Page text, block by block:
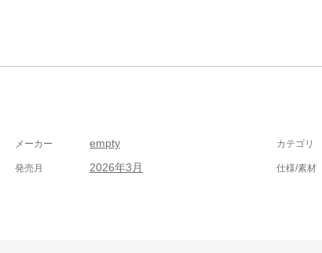
メーカー empty カテゴリ
発売月 2026年3月 仕様/素材